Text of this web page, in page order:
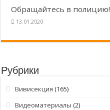
Обращайтесь в полицию!
13.01.2020
Рубрики
Вивисекция (165)
Видеоматериалы (2)